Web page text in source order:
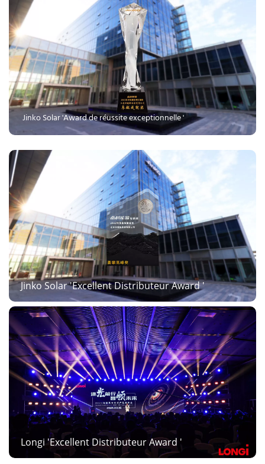
Jinko Solar 'Award de réussite exceptionnelle '
Jinko Solar 'Excellent Distributeur Award '
Longi 'Excellent Distributeur Award '